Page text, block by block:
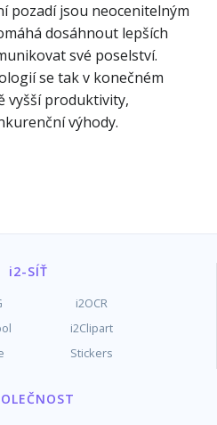
pozadí jsou neocenitelným
dosáhnout lepších
své poselství.
se tak v konečném
vyšší produktivity,
výhody.
i2-SÍŤ
i2OCR
i2Clipart
Stickers